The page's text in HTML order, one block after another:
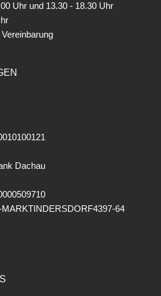
Uhr und 13.30 - 18.30 Uhr
Dachau
64